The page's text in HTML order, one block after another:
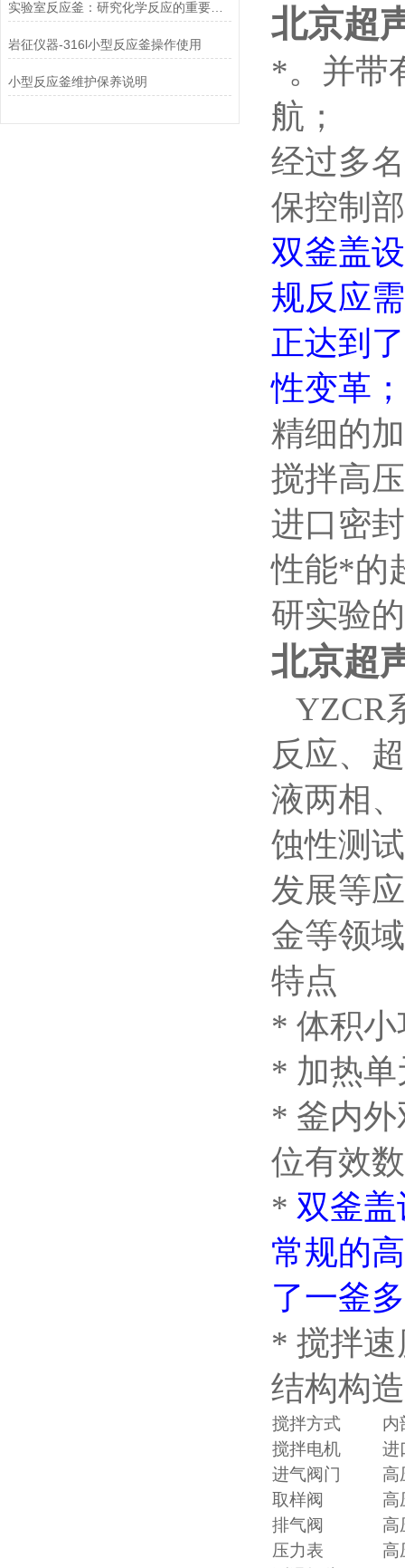
实验室反应釜：研究化学反应的重要工具
岩征仪器-316l小型反应釜操作使用
小型反应釜维护保养说明
北京超
*。并带
航；
经过多
保控制
双釜盖
规反应
正达到
性变革；
精细的
搅拌高
进口密
性能*的
研实验
北京超
YZCR
反应、
液两相
蚀性测
发展等
金等领
特点
* 体积
* 加热
* 釜内
位有效
* 双釜
常规的
了一釜
* 搅拌速
结构构造
搅拌方式
内
搅拌电机
进
进气阀门
高
取样阀
高
排气阀
高
压力表
高